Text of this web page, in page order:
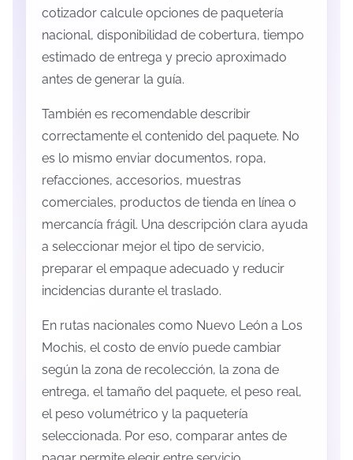
cotizador calcule opciones de paquetería
nacional, disponibilidad de cobertura, tiempo
estimado de entrega y precio aproximado
antes de generar la guía.
También es recomendable describir
correctamente el contenido del paquete. No
es lo mismo enviar documentos, ropa,
refacciones, accesorios, muestras
comerciales, productos de tienda en línea o
mercancía frágil. Una descripción clara ayuda
a seleccionar mejor el tipo de servicio,
preparar el empaque adecuado y reducir
incidencias durante el traslado.
En rutas nacionales como Nuevo León a Los
Mochis, el costo de envío puede cambiar
según la zona de recolección, la zona de
entrega, el tamaño del paquete, el peso real,
el peso volumétrico y la paquetería
seleccionada. Por eso, comparar antes de